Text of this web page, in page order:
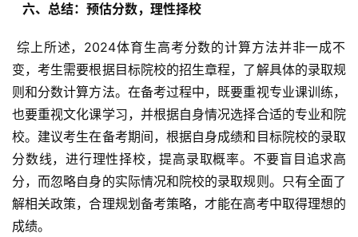
  六、总结：预估分数，理性择校
变，考生需要根据目标院校的招生章程，了解具体的录取规
则和分数计算方法。在备考过程中，既要重视专业课训练，
也要重视文化课学习，并根据自身情况选择合适的专业和院
校。建议考生在备考期间，根据自身成绩和目标院校的录取
分数线，进行理性择校，提高录取概率。不要盲目追求高
分，而忽略自身的实际情况和院校的录取规则。只有全面了
解相关政策，合理规划备考策略，才能在高考中取得理想的
成绩。